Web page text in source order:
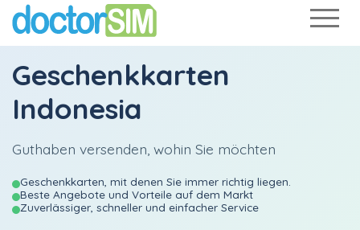
Geschenkkarten
Indonesia
Guthaben versenden, wohin Sie möchten
Geschenkkarten, mit denen Sie immer richtig liegen.
Beste Angebote und Vorteile auf dem Markt
Zuverlässiger, schneller und einfacher Service